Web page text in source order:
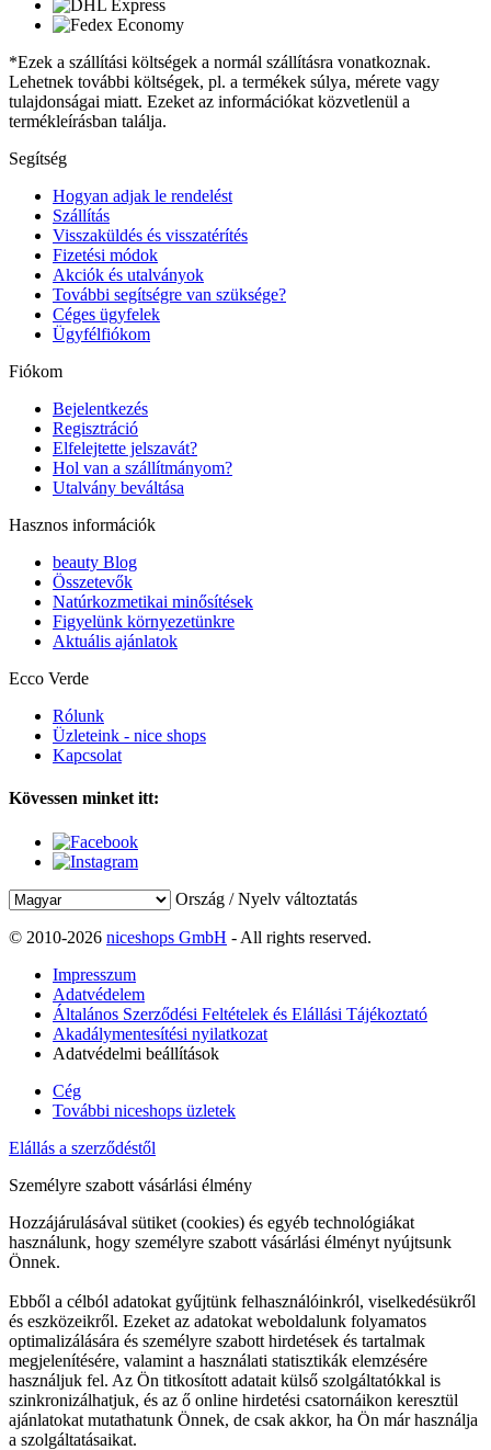
*Ezek a szállítási költségek a normál szállításra vonatkoznak.
Lehetnek további költségek, pl. a termékek súlya, mérete vagy
tulajdonságai miatt. Ezeket az információkat közvetlenül a
termékleírásban találja.
Segítség
Hogyan adjak le rendelést
Szállítás
Visszaküldés és visszatérítés
Fizetési módok
Akciók és utalványok
További segítségre van szüksége?
Céges ügyfelek
Ügyfélfiókom
Fiókom
Bejelentkezés
Regisztráció
Elfelejtette jelszavát?
Hol van a szállítmányom?
Utalvány beváltása
Hasznos információk
beauty Blog
Összetevők
Natúrkozmetikai minősítések
Figyelünk környezetünkre
Aktuális ajánlatok
Ecco Verde
Rólunk
Üzleteink - nice shops
Kapcsolat
Kövessen minket itt:
Ország / Nyelv változtatás
© 2010-2026 niceshops GmbH - All rights reserved.
Impresszum
Adatvédelem
Általános Szerződési Feltételek és Elállási Tájékoztató
Akadálymentesítési nyilatkozat
Adatvédelmi beállítások
Cég
További niceshops üzletek
Elállás a szerződéstől
Személyre szabott vásárlási élmény
Hozzájárulásával sütiket (cookies) és egyéb technológiákat
használunk, hogy személyre szabott vásárlási élményt nyújtsunk
Önnek.
Ebből a célból adatokat gyűjtünk felhasználóinkról, viselkedésükről
és eszközeikről. Ezeket az adatokat weboldalunk folyamatos
optimalizálására és személyre szabott hirdetések és tartalmak
megjelenítésére, valamint a használati statisztikák elemzésére
használjuk fel. Az Ön titkosított adatait külső szolgáltatókkal is
szinkronizálhatjuk, és az ő online hirdetési csatornáikon keresztül
ajánlatokat mutathatunk Önnek, de csak akkor, ha Ön már használja
a szolgáltatásaikat.